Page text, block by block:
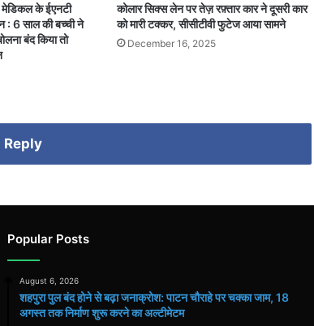
के ईएनटी
: 6 साल की बच्ची ने
बंद किया तो
कोलार सिक्स लेन पर तेज़ रफ़्तार कार ने दूसरी कार
को मारी टक्कर, सीसीटीवी फुटेज आया सामने
December 16, 2025
Reply
Popular Posts
August 6, 2026
शहपुरा पुल बंद होने से बढ़ा जनाक्रोश: पाटन चौराहे पर चक्का जाम, 18
अगस्त तक निर्माण शुरू करने का अल्टीमेटम